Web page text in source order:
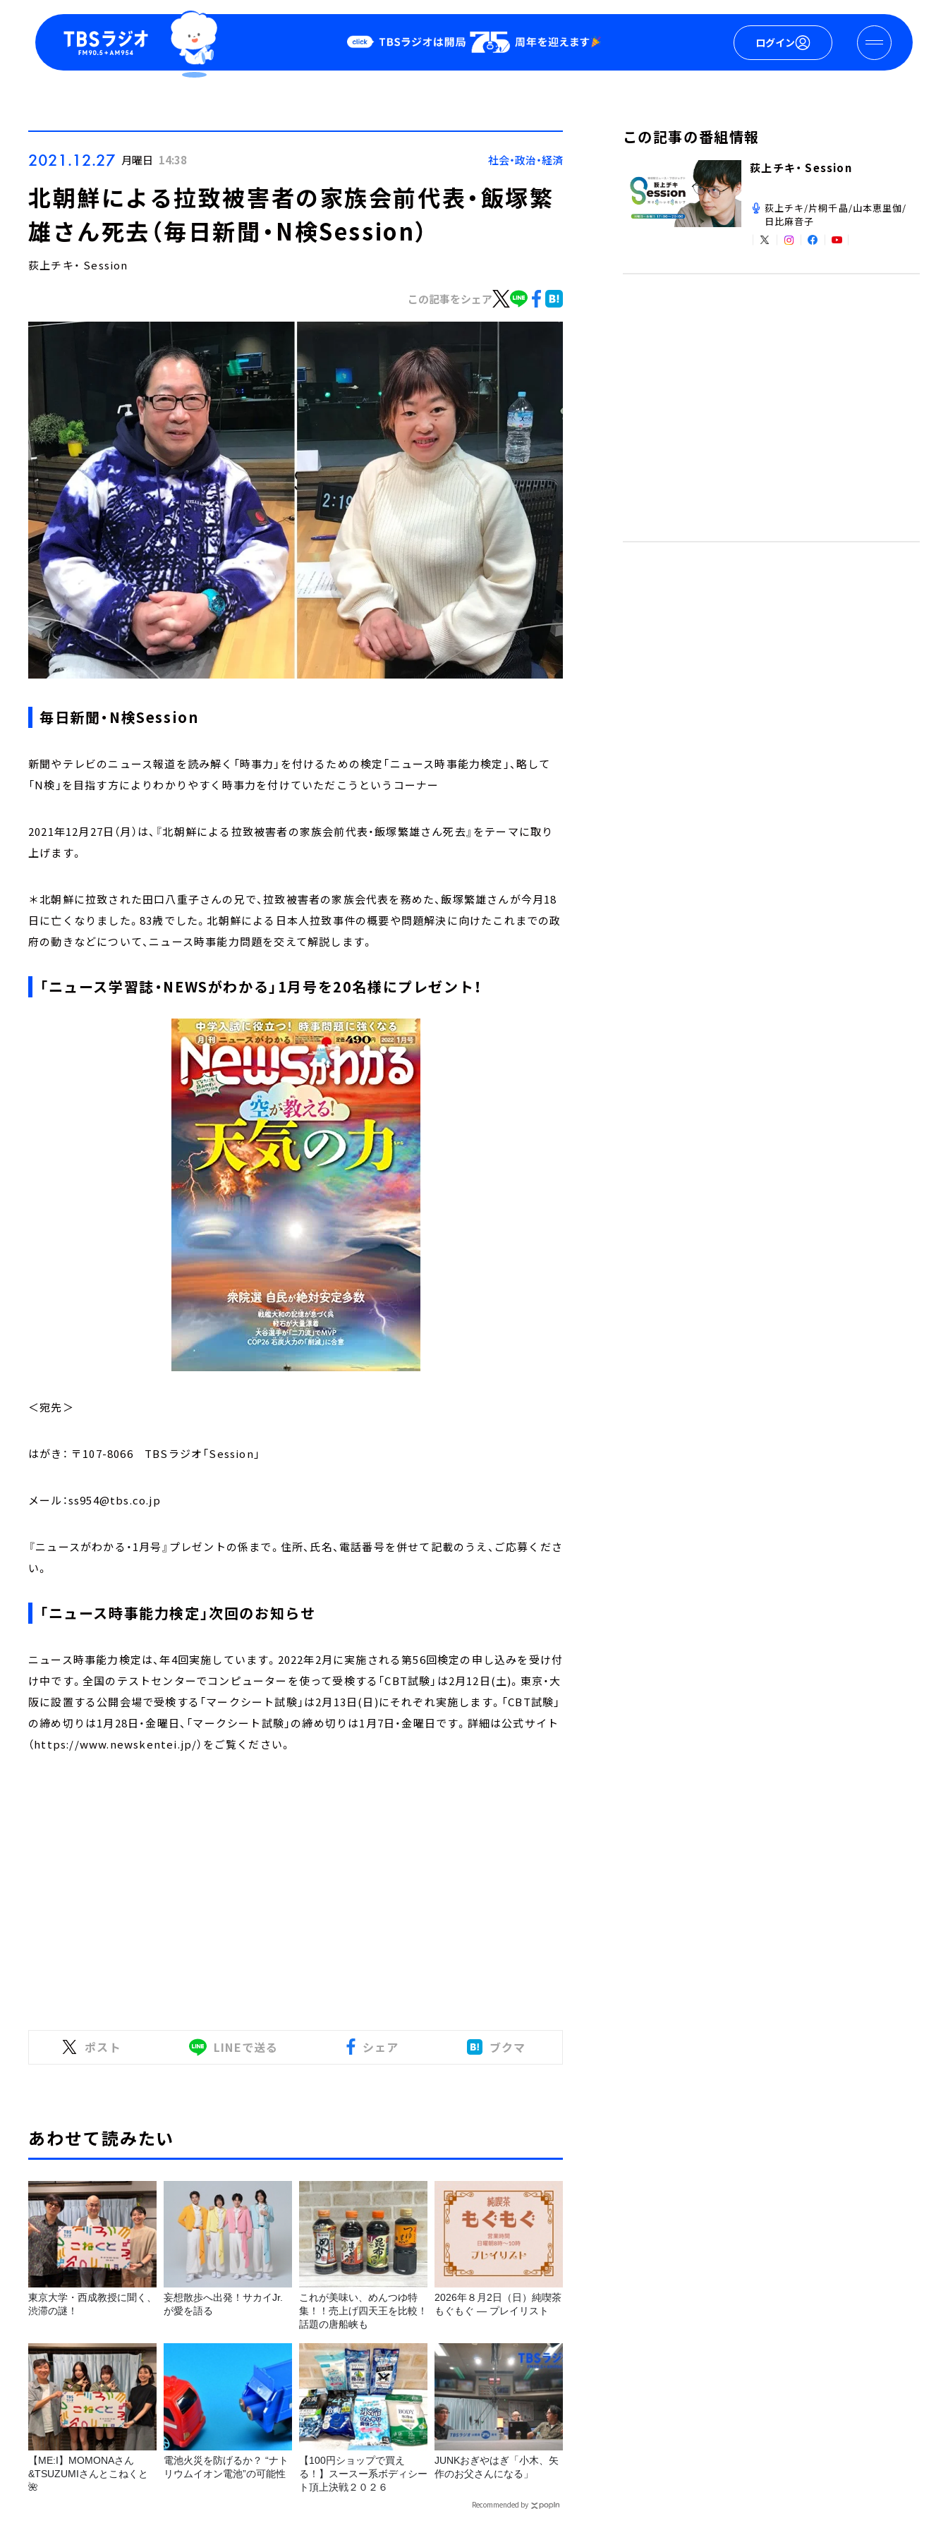
ログイン
Podcast
YouTube
会社情報
2021.12.27 月曜日 14:38 社会・政治・経済
北朝鮮による拉致被害者の家族会前代表・飯塚繁
雄さん死去（毎日新聞・N検Session）
荻上チキ・ Session
この記事をシェア
毎日新聞・N検Session
新聞やテレビのニュース報道を読み解く「時事力」を付けるための検定「ニュース時事能力検定」、略して
「N検」を目指す方によりわかりやすく時事力を付けていただこうというコーナー
2021年12月27日（月）は、『北朝鮮による拉致被害者の家族会前代表・飯塚繁雄さん死去』をテーマに取り
上げます。
＊北朝鮮に拉致された田口八重子さんの兄で、拉致被害者の家族会代表を務めた、飯塚繁雄さんが今月18
日に亡くなりました。83歳でした。北朝鮮による日本人拉致事件の概要や問題解決に向けたこれまでの政
府の動きなどについて、ニュース時事能力問題を交えて解説します。
「ニュース学習誌・NEWSがわかる」1月号を20名様にプレゼント！
＜宛先＞
はがき： 〒107-8066 TBSラジオ「Session」
メール：ss954@tbs.co.jp
『ニュースがわかる・1月号』プレゼントの係まで。住所、氏名、電話番号を併せて記載のうえ、ご応募くださ
い。
「ニュース時事能力検定」次回のお知らせ
ニュース時事能力検定は、年4回実施しています。2022年2月に実施される第56回検定の申し込みを受け付
け中です。全国のテストセンターでコンピューターを使って受検する「CBT試験」は2月12日(土)。東京・大
阪に設置する公開会場で受検する「マークシート試験」は2月13日(日)にそれぞれ実施します。「CBT試験」
の締め切りは1月28日・金曜日、「マークシート試験」の締め切りは1月7日・金曜日です。詳細は公式サイト
（https://www.newskentei.jp/）をご覧ください。
ポスト LINEで送る シェア ブクマ
あわせて読みたい
東京大学・西成教授に聞く、
渋滞の謎！
妄想散歩へ出発！サカイJr.
が愛を語る
これが美味い、めんつゆ特
集！！売上げ四天王を比較！
話題の唐船峡も
2026年８月2日（日）純喫茶
もぐもぐ ― プレイリスト
【ME:I】MOMONAさん
&TSUZUMIさんとこねくと
🌺
電池火災を防げるか？ “ナト
リウムイオン電池”の可能性
【100円ショップで買え
る！】スースー系ボディシー
ト頂上決戦２０２６
JUNKおぎやはぎ「小木、矢
作のお父さんになる」
Recommended by
この記事の番組情報
荻上チキ・ Session
荻上チキ/片桐千晶/山本恵里伽/
日比麻音子